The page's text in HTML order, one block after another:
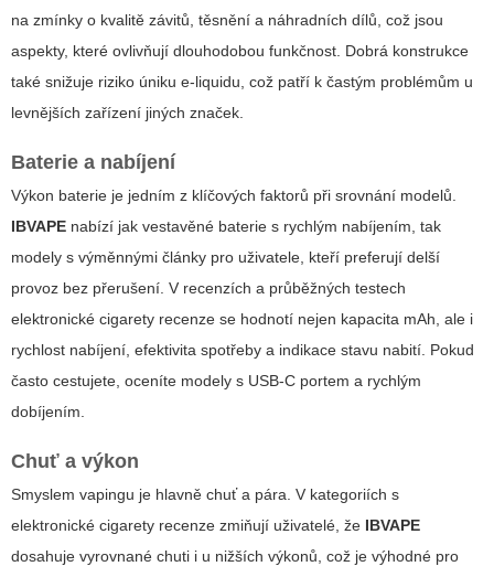
na zmínky o kvalitě závitů, těsnění a náhradních dílů, což jsou
aspekty, které ovlivňují dlouhodobou funkčnost. Dobrá konstrukce
také snižuje riziko úniku e-liquidu, což patří k častým problémům u
levnějších zařízení jiných značek.
Baterie a nabíjení
Výkon baterie je jedním z klíčových faktorů při srovnání modelů.
IBVAPE nabízí jak vestavěné baterie s rychlým nabíjením, tak
modely s výměnnými články pro uživatele, kteří preferují delší
provoz bez přerušení. V recenzích a průběžných testech
elektronické cigarety recenze se hodnotí nejen kapacita mAh, ale i
rychlost nabíjení, efektivita spotřeby a indikace stavu nabití. Pokud
často cestujete, oceníte modely s USB-C portem a rychlým
dobíjením.
Chuť a výkon
Smyslem vapingu je hlavně chuť a pára. V kategoriích s
elektronické cigarety recenze zmiňují uživatelé, že IBVAPE
dosahuje vyrovnané chuti i u nižších výkonů, což je výhodné pro